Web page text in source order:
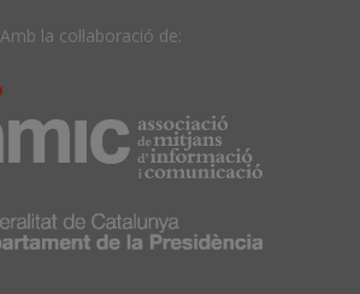
Amb la col·laboració de: